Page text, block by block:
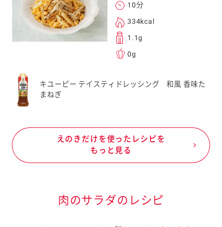
10分
334kcal
1.1g
0g
キユーピー テイスティドレッシング 和風 香味た
まねぎ
えのきだけを使ったレシピを
もっと見る
肉のサラダのレシピ